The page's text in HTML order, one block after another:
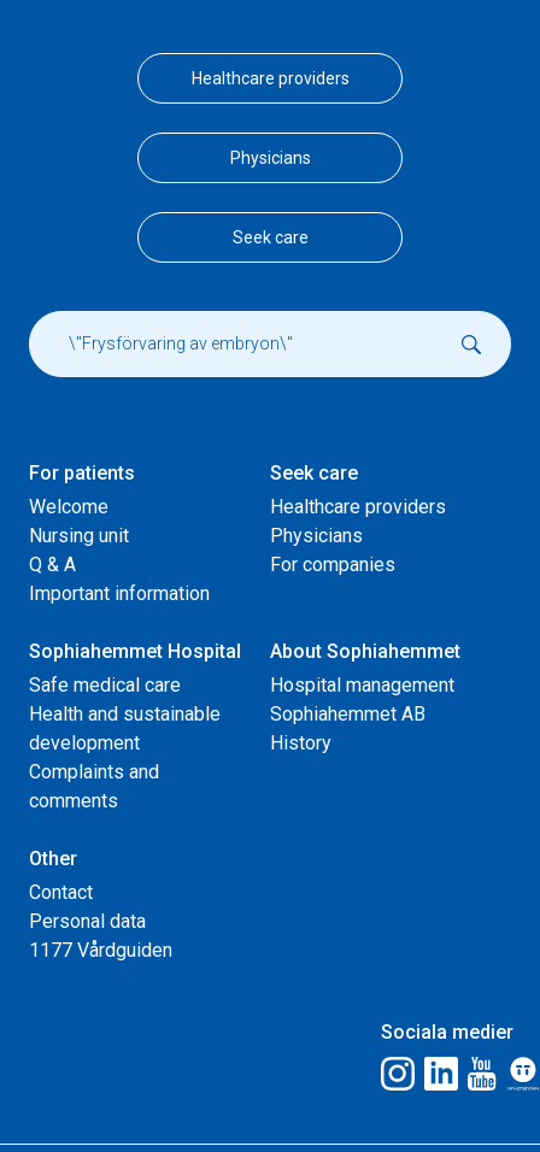
Healthcare providers
Physicians
Seek care
For patients
Welcome
Nursing unit
Q & A
Important information
Seek care
Healthcare providers
Physicians
For companies
Sophiahemmet Hospital
Safe medical care
Health and sustainable
development
Complaints and
comments
About Sophiahemmet
Hospital management
Sophiahemmet AB
History
Other
Contact
Personal data
1177 Vårdguiden
Sociala medier